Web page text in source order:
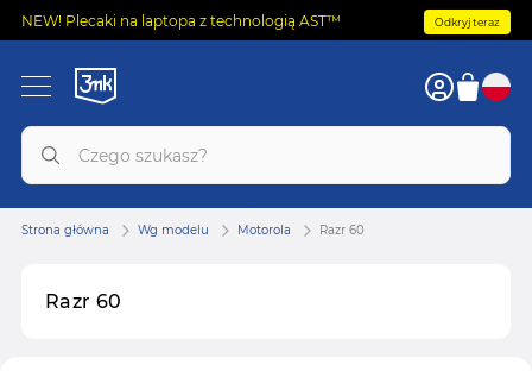
NEW! Plecaki na laptopa z technologią AST™ Odkryj teraz
Razr 60
Strona główna Wg modelu Motorola Razr 60